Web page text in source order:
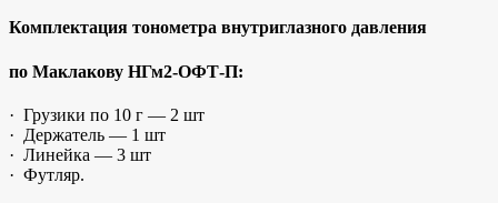
Комплектация тонометра внутриглазного давления
по Маклакову НГм2-ОФТ-П:
· Грузики по 10 г — 2 шт
· Держатель — 1 шт
· Линейка — 3 шт
· Футляр.